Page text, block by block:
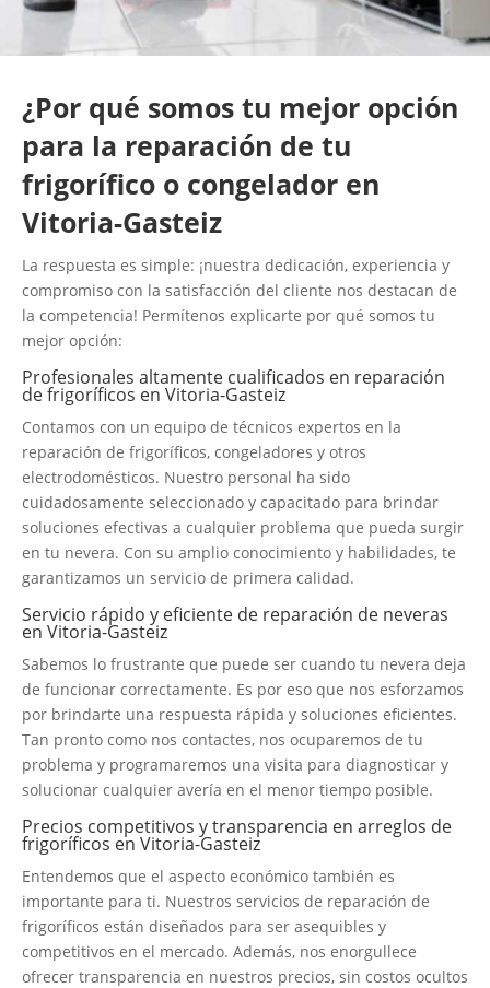
¿Por qué somos tu mejor opción
para la reparación de tu
frigorífico o congelador en
Vitoria-Gasteiz
La respuesta es simple: ¡nuestra dedicación, experiencia y
compromiso con la satisfacción del cliente nos destacan de
la competencia! Permítenos explicarte por qué somos tu
mejor opción:
Profesionales altamente cualificados en reparación
de frigoríficos en Vitoria-Gasteiz
Contamos con un equipo de técnicos expertos en la
reparación de frigoríficos, congeladores y otros
electrodomésticos. Nuestro personal ha sido
cuidadosamente seleccionado y capacitado para brindar
soluciones efectivas a cualquier problema que pueda surgir
en tu nevera. Con su amplio conocimiento y habilidades, te
garantizamos un servicio de primera calidad.
Servicio rápido y eficiente de reparación de neveras
en Vitoria-Gasteiz
Sabemos lo frustrante que puede ser cuando tu nevera deja
de funcionar correctamente. Es por eso que nos esforzamos
por brindarte una respuesta rápida y soluciones eficientes.
Tan pronto como nos contactes, nos ocuparemos de tu
problema y programaremos una visita para diagnosticar y
solucionar cualquier avería en el menor tiempo posible.
Precios competitivos y transparencia en arreglos de
frigoríficos en Vitoria-Gasteiz
Entendemos que el aspecto económico también es
importante para ti. Nuestros servicios de reparación de
frigoríficos están diseñados para ser asequibles y
competitivos en el mercado. Además, nos enorgullece
ofrecer transparencia en nuestros precios, sin costos ocultos